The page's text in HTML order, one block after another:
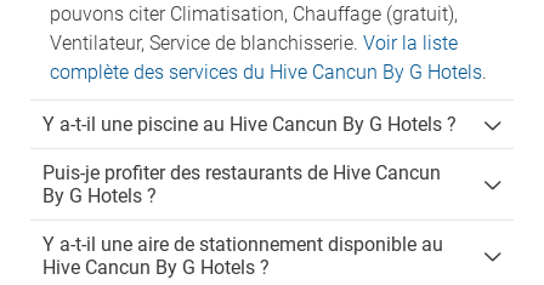
pouvons citer Climatisation, Chauffage (gratuit),
Ventilateur, Service de blanchisserie. Voir la liste
complète des services du Hive Cancun By G Hotels.
Y a-t-il une piscine au Hive Cancun By G Hotels ?
Puis-je profiter des restaurants de Hive Cancun
By G Hotels ?
Y a-t-il une aire de stationnement disponible au
Hive Cancun By G Hotels ?